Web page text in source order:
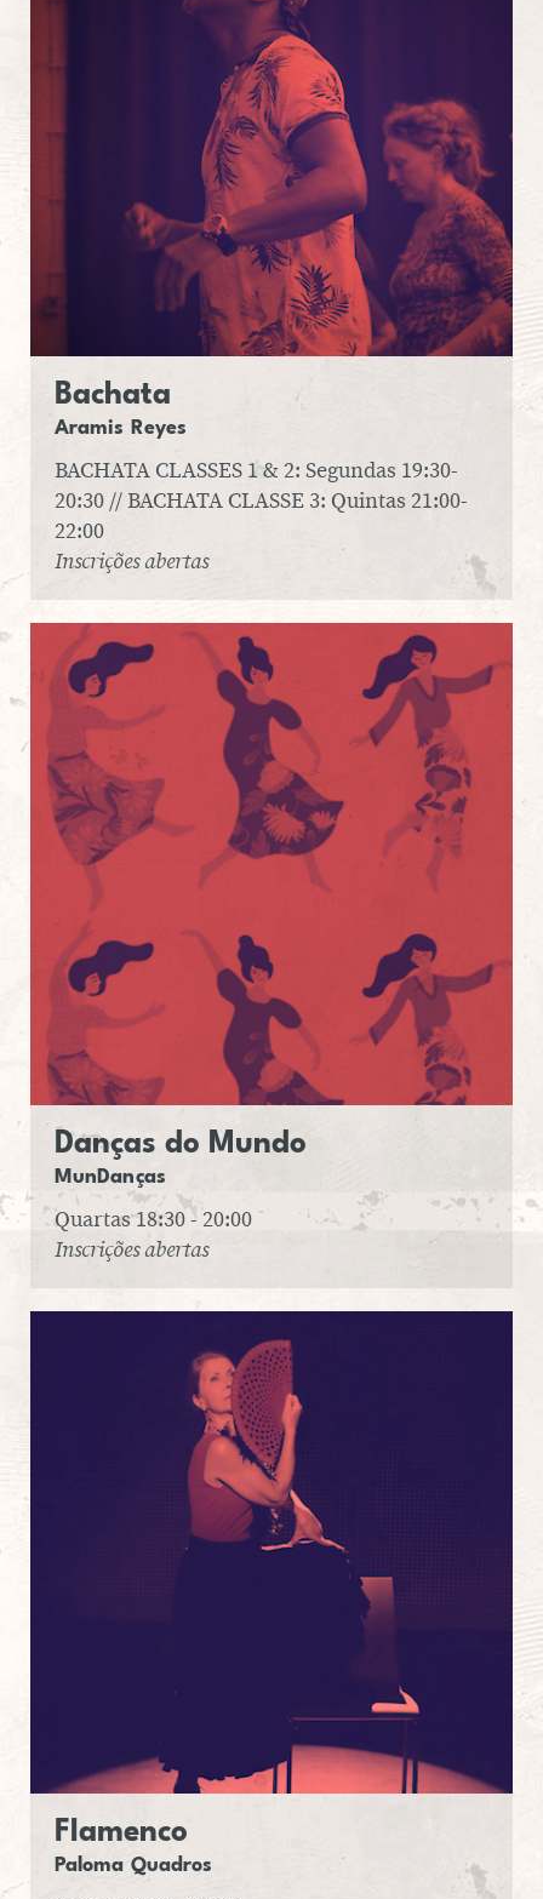
Ba­chata
Aramis Reyes
BACHATA CLASSES 1 & 2: Segundas 19:30-
20:30 // BACHATA CLASSE 3: Quintas 21:00-
22:00
Inscrições abertas
Danças do Mundo
Mun­Dan­ças
Quartas 18:30 - 20:00
Inscrições abertas
Fla­menco
Paloma Qua­dros